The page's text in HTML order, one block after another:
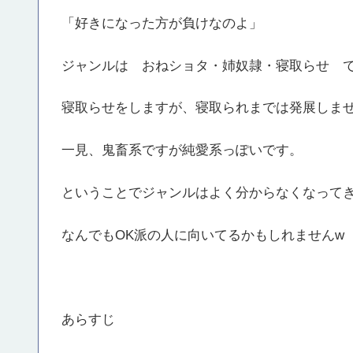
「好きになった方が負けなのよ」
ジャンルは おねショタ・姉奴隷・寝取らせ で
寝取らせをしますが、寝取られまでは発展しませ
一見、鬼畜系ですが純愛系っぽいです。
ということでジャンルはよく分からなくなって
なんでもOK派の人に向いてるかもしれませんw
あらすじ